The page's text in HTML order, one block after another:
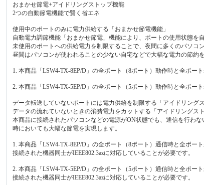
おまかせ節電+アイドリングストップ機能
2つの自動節電機能で賢く省エネ
使用中のポートのみに電力供給する「おまかせ節電機能」
自動電力調節機能「おまかせ節電」機能により、ポートの使用状態を
未使用のポートへの供給電力を制限することで、夜間に多くのパソコ
昼間はパソコンが使われることの少ない自宅などで大幅な電力の節約を
1. 本商品「LSW4-TX-8EP/D」の全ポート（8ポート）動作時と全ポー
2. 本商品「LSW4-TX-5EP/D」の全ポート（5ポート）動作時と全ポー
データ転送していないポートには電力供給を制限する「アイドリングス
データの流れていないときの消費電力をカットする「アイドリングスト
本商品に接続されたパソコンなどの電源がON状態でも、通信を行わ
時においても大幅な節電を実現します。
1. 本商品「LSW4-TX-8EP/D」の全ポート（8ポート）通信時と全ポー
接続された機器同士がIEEE802.3azに対応していることが必要です。
2. 本商品「LSW4-TX-5EP/D」の全ポート（5ポート）通信時と全ポー
接続された機器同士がIEEE802.3azに対応していることが必要です。